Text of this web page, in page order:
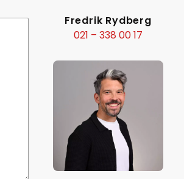
Fredrik Rydberg
021 – 338 00 17